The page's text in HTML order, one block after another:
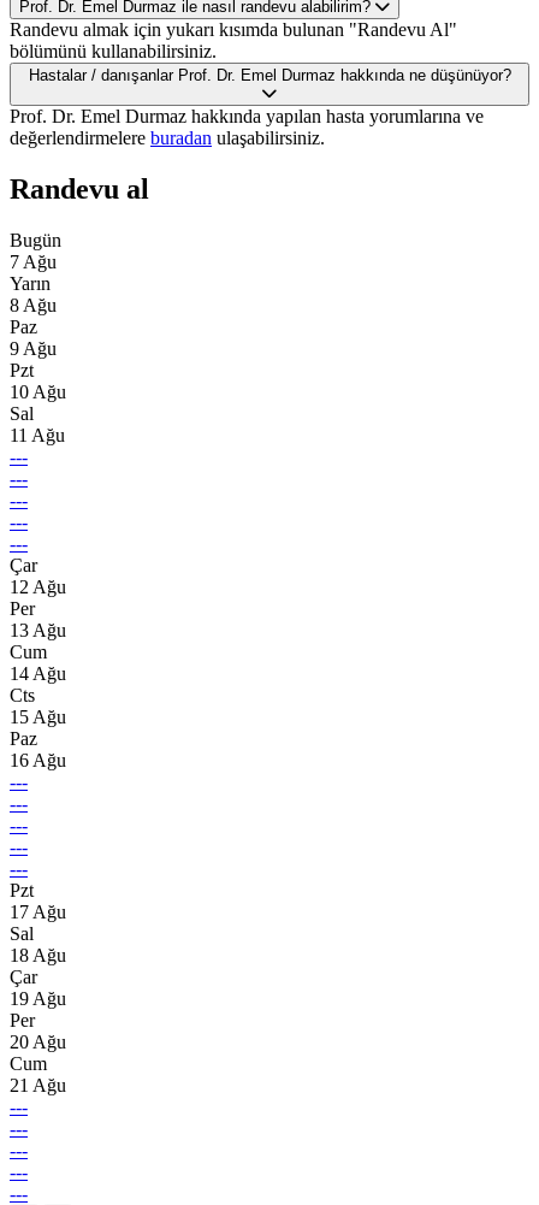
Prof. Dr. Emel Durmaz ile nasıl randevu alabilirim?
Randevu almak için yukarı kısımda bulunan "Randevu Al"
bölümünü kullanabilirsiniz.
Hastalar / danışanlar Prof. Dr. Emel Durmaz hakkında ne düşünüyor?
Prof. Dr. Emel Durmaz hakkında yapılan hasta yorumlarına ve
değerlendirmelere buradan ulaşabilirsiniz.
Randevu al
Bugün
7 Ağu
Yarın
8 Ağu
Paz
9 Ağu
Pzt
10 Ağu
Sal
11 Ağu
---
---
---
---
---
Çar
12 Ağu
Per
13 Ağu
Cum
14 Ağu
Cts
15 Ağu
Paz
16 Ağu
---
---
---
---
---
Pzt
17 Ağu
Sal
18 Ağu
Çar
19 Ağu
Per
20 Ağu
Cum
21 Ağu
---
---
---
---
---